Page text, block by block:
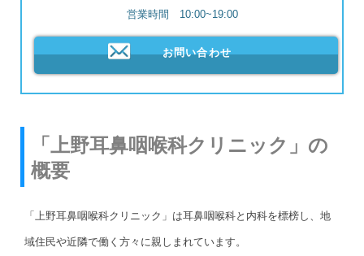
営業時間 10:00~19:00
お問い合わせ
「上野耳鼻咽喉科クリニック」の
概要
「上野耳鼻咽喉科クリニック」は耳鼻咽喉科と内科を標榜し、地
域住民や近隣で働く方々に親しまれています。